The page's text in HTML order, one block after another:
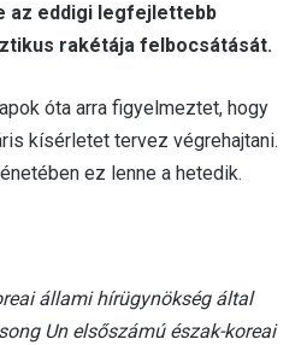
az eddigi legfejlettebb
rakétája felbocsátását.
óta arra figyelmeztet, hogy
kísérletet tervez végrehajtani.
ez lenne a hetedik.
állami hírügynökség által
Un elsőszámú észak-koreai